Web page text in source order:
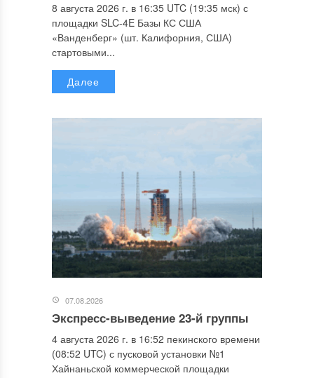
8 августа 2026 г. в 16:35 UTC (19:35 мск) с
площадки SLC-4E Базы КС США
«Ванденберг» (шт. Калифорния, США)
стартовыми...
Далее
07.08.2026
Экспресс-выведение 23-й группы
4 августа 2026 г. в 16:52 пекинского времени
(08:52 UTC) с пусковой установки №1
Хайнаньской коммерческой площадки